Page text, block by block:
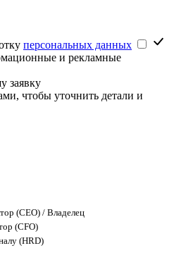
персональных данных
и рекламные
заявку
чтобы уточнить детали и
(CEO) / Владелец
(CFO)
(HRD)